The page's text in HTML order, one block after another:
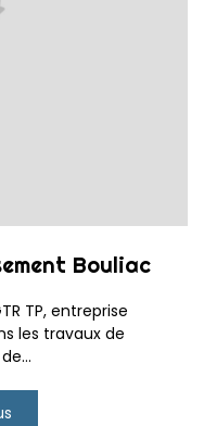
Bouliac
TP, entreprise
les travaux de